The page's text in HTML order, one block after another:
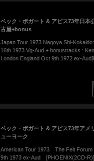
ベック・ボガート & アピス73年日本
古屋+bonus
Japan Tour 1973 Nagoya Shi-
16th 1973 Vg-Aud + bonustracks :
London England Oct 9th 1972 ex-
ベック・ボガート & アピス73年アメ
ューヨーク
American Tour 1973 The Felt Forum
9th 1973 ex-Aud [PHOENIX(2CD-R)]